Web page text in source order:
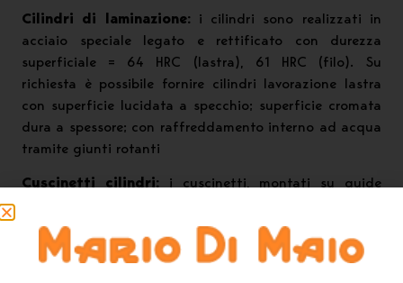
Cilindri di laminazione: i cilindri sono realizzati in
acciaio speciale legato e rettificato con durezza
superficiale = 64 HRC (lastra), 61 HRC (filo). Su
richiesta è possibile fornire cilindri lavorazione lastra
con superficie lucidata a specchio; superficie cromata
dura a spessore; con raffreddamento interno ad acqua
tramite giunti rotanti
Cuscinetti cilindri:i cuscinetti, montati su guide
resistenza con lubrificazione automatica forzata a
circuito chiuso con recupero olio (e circuito di
raffreddamento ad acqua, opzionale).